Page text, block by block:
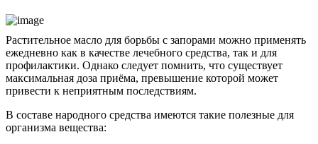
Растительное масло для борьбы с запорами можно применять
ежедневно как в качестве лечебного средства, так и для
профилактики. Однако следует помнить, что существует
максимальная доза приёма, превышение которой может
привести к неприятным последствиям.
В составе народного средства имеются такие полезные для
организма вещества: